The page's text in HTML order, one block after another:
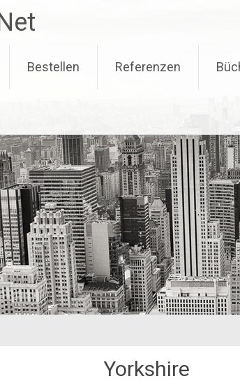
Bestellen Referenzen
Yorkshire